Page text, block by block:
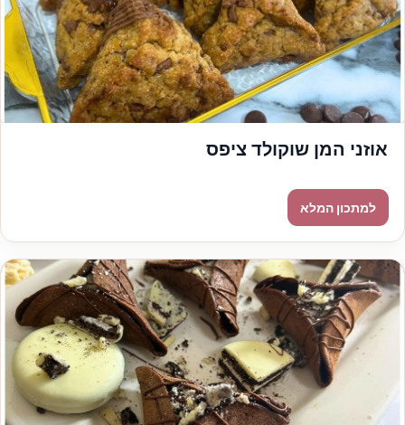
אוזני המן שוקולד ציפס